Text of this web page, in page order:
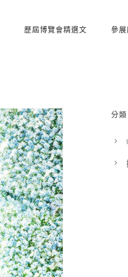
歷屆博覽會精選文 參
分類